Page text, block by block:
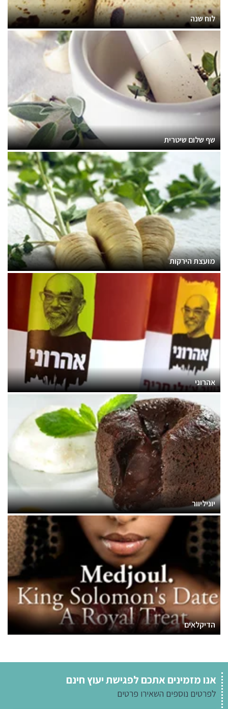
לוח שנה
שף שלום שיטרית
מועצת הירקות
אהרוני
יוניליוור
הדיקלאים
אנו מזמינים אתכם לפגישת יעוץ חינם
לפרטים נוספים השאירו פרטים